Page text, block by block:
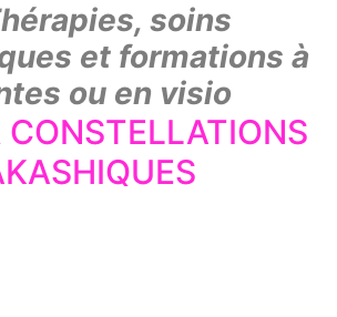
soins
et formations à
ou en visio
CONSTELLATIONS